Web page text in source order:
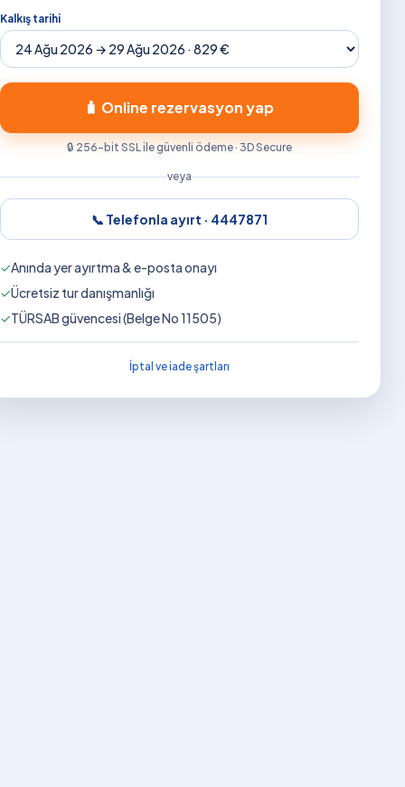
Kalkış tarihi
🧳 Online rezervasyon yap
🔒 256-bit SSL ile güvenli ödeme · 3D Secure
veya
📞 Telefonla ayırt · 4447871
✓Anında yer ayırtma & e-posta onayı
✓Ücretsiz tur danışmanlığı
✓TÜRSAB güvencesi (Belge No 11505)
İptal ve iade şartları